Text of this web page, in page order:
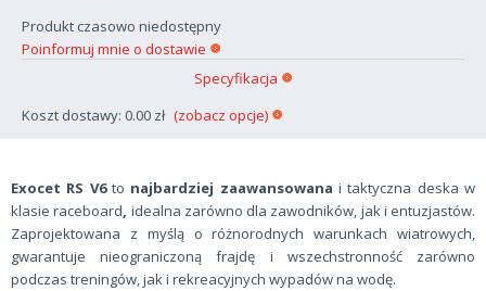
Poinformuj mnie o dostawie
Produkt czasowo niedostępny
Koszt dostawy: 0.00 zł (zobacz opcje)
Specyfikacja
Exocet RS V6 to najbardziej zaawansowanai taktyczna deska w
klasie raceboard, idealna zarówno dla zawodników, jak i entuzjastów.
Zaprojektowana z myślą o różnorodnych warunkach wiatrowych,
gwarantuje nieograniczoną frajdę i wszechstronność zarówno
podczas treningów, jak i rekreacyjnych wypadów na wodę.